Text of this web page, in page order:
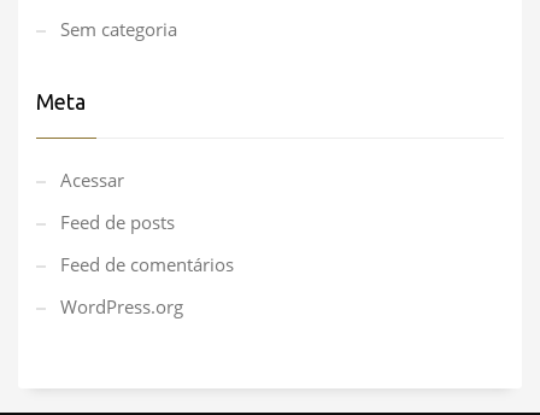
Sem categoria
Meta
Acessar
Feed de posts
Feed de comentários
WordPress.org